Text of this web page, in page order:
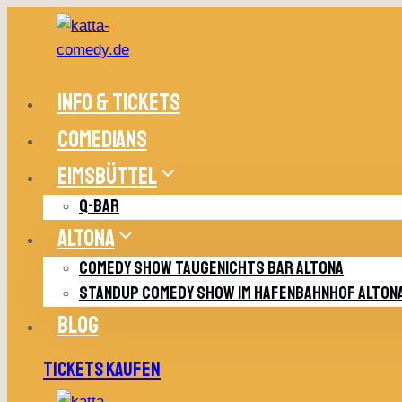
INFO & TICKETS
COMEDIANS
EIMSBÜTTEL
Q-BAR
ALTONA
COMEDY SHOW TAUGENICHTS BAR ALTONA
STANDUP COMEDY SHOW IM HAFENBAHNHOF
BLOG
TICKETS KAUFEN